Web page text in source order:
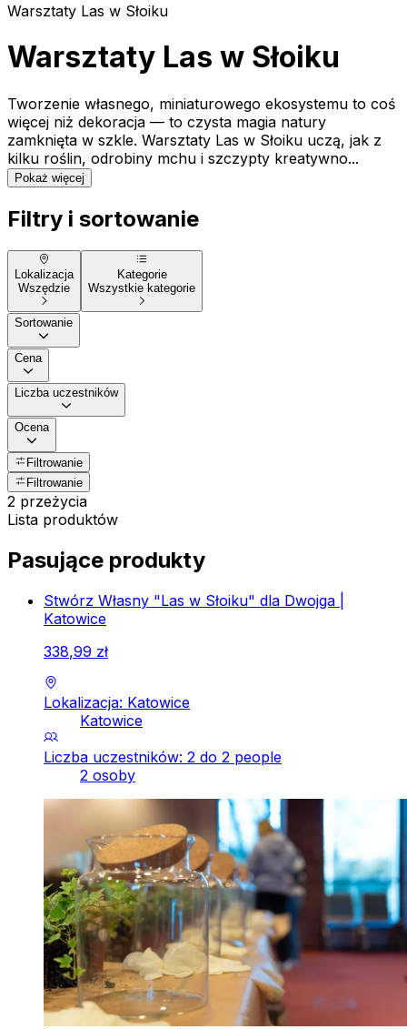
Warsztaty Las w Słoiku
Warsztaty Las w Słoiku
Tworzenie własnego, miniaturowego ekosystemu to coś
więcej niż dekoracja — to czysta magia natury
zamknięta w szkle. Warsztaty Las w Słoiku uczą, jak z
kilku roślin, odrobiny mchu i szczypty kreatywno...
Pokaż więcej
Filtry i sortowanie
Lokalizacja
Wszędzie
Kategorie
Wszystkie kategorie
Sortowanie
Cena
Liczba uczestników
Ocena
Filtrowanie
Filtrowanie
2 przeżycia
Lista produktów
Pasujące produkty
Stwórz Własny "Las w Słoiku" dla Dwojga |
Katowice
338,99 zł
Lokalizacja: Katowice
Katowice
Liczba uczestników: 2 do 2 people
2 osoby